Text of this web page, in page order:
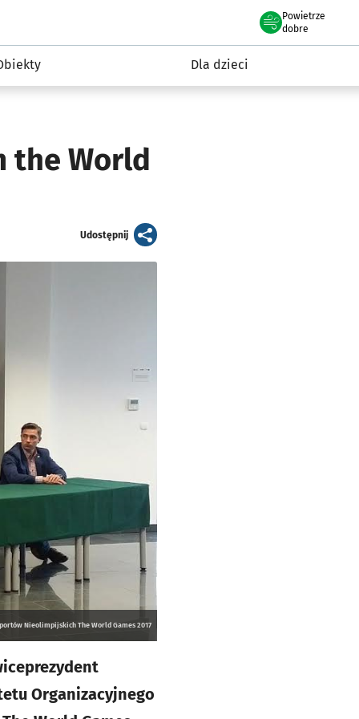
rekreacja
Powietrze
we Wrocławiu
dobre
Dla dzieci
the World
Udostępnijartykuł
Nieolimpijskich The World Games 2017
Organizacyjnego